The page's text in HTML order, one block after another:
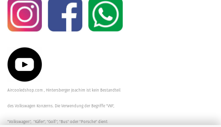
Aircooledshop.com , Hintersberger Joachim ist kein Bestandteil
des Volkswagen Konzerns. Die Verwendung der Begriffe "VW",
"Volkswagen", "Käfer", "Golf", "Bus" oder "Porsche" dient